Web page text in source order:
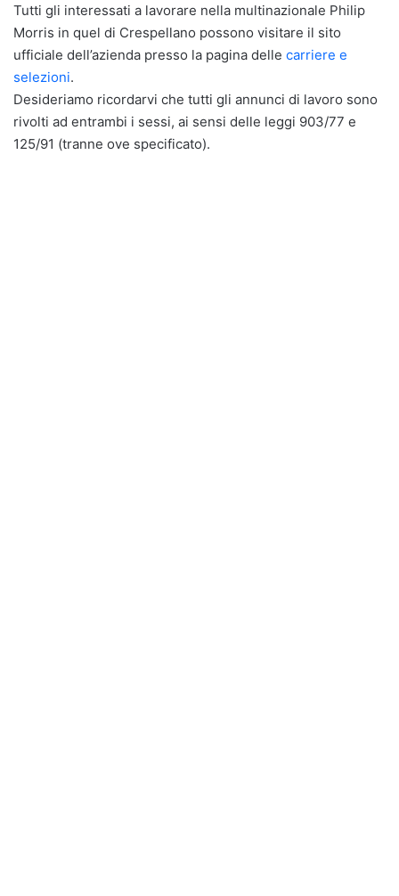
Tutti gli interessati a lavorare nella multinazionale Philip
Morris in quel di Crespellano possono visitare il sito
ufficiale dell’azienda presso la pagina delle carriere e
selezioni.
Desideriamo ricordarvi che tutti gli annunci di lavoro sono
rivolti ad entrambi i sessi, ai sensi delle leggi 903/77 e
125/91 (tranne ove specificato).